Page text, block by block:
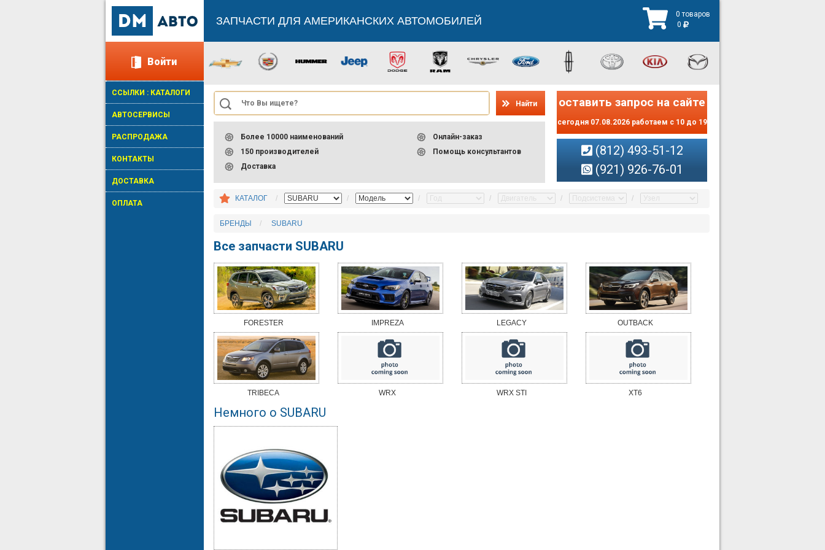
Войти
ССЫЛКИ : КАТАЛОГИ
АВТОСЕРВИСЫ
РАСПРОДАЖА
КОНТАКТЫ
ДОСТАВКА
ОПЛАТА
ЗАПЧАСТИ ДЛЯ АМЕРИКАНСКИХ АВТОМОБИЛЕЙ
0 товаров
0
Найти
Более 10000 наименований
150 производителей
Доставка
Онлайн-заказ
Помощь консультантов
оставить запрос на сайте
сегодня 07.08.2026 работаем с 10 до 19
(812) 493-51-12
(921) 926-76-01
КАТАЛОГ
БРЕНДЫ SUBARU
Все запчасти SUBARU
FORESTER IMPREZA LEGACY OUTBACK
TRIBECA WRX WRX STI XT6
Немного о SUBARU